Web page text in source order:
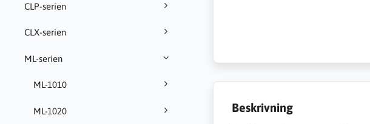
CLP-serien
CLX-serien
ML-serien
ML-1010
ML-1020 Beskrivning